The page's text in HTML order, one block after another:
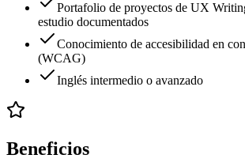
Portafolio de proyectos de UX
estudio documentados
Conocimiento de accesibilidad en
(WCAG)
Inglés intermedio o avanzado
Beneficios